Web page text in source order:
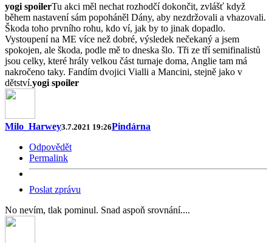
yogi spoilerTu akci měl nechat rozhodčí dokončit, zvlášť když
během nastavení sám popoháněl Dány, aby nezdržovali a vhazovali.
Škoda toho prvního rohu, kdo ví, jak by to jinak dopadlo.
Vystoupení na ME více než dobré, výsledek nečekaný a jsem
spokojen, ale škoda, podle mě to dneska šlo. Tři ze tří semifinalistů
jsou celky, které hrály velkou část turnaje doma, Anglie tam má
nakročeno taky. Fandím dvojici Vialli a Mancini, stejně jako v
dětství.yogi spoiler
Milo_Harwey3.7.2021 19:26Pindárna
Odpovědět
Permalink
Poslat zprávu
No nevím, tlak pominul. Snad aspoň srovnání....